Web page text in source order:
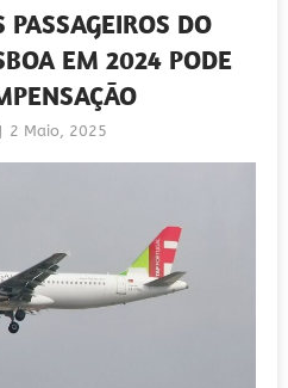
DO
EM 2024 PODE
2 Maio, 2025